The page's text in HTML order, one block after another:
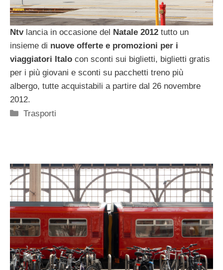
Ntvlancia in occasione del Natale 2012 tutto un
insieme di nuove offerte e promozioni per i
viaggiatori Italo con sconti sui biglietti, biglietti gratis
per i più giovani e sconti su pacchetti treno più
albergo, tutte acquistabili a partire dal 26 novembre
2012.
Categorie
Trasporti